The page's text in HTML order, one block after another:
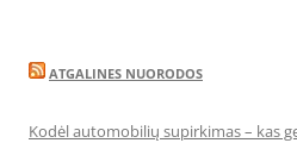
ATGALINES NUORODOS
Kodėl automobilių supirkimas – kas